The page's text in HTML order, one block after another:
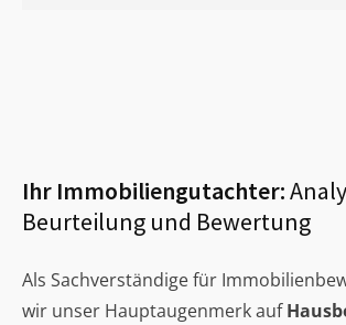
Ihr Immobiliengutachter:
Beurteilung und Bewertung
Als Sachverständige für
wir unser Hauptaugenmerk auf